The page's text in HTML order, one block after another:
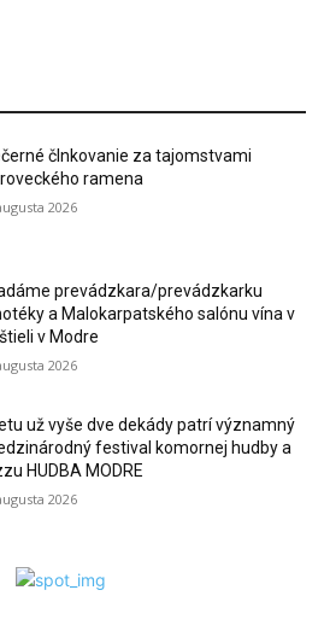
člnkovanie za tajomstvami
ramena
2026
prevádzkara/prevádzkarku
a Malokarpatského salónu vína v
v Modre
2026
už vyše dve dekády patrí významný
festival komornej hudby a
HUDBA MODRE
2026